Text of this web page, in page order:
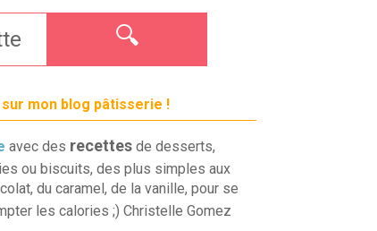
🔍
mon blog pâtisserie !
avec des recettes de desserts,
ou biscuits, des plus simples aux
du caramel, de la vanille, pour se
les calories ;) Christelle Gomez